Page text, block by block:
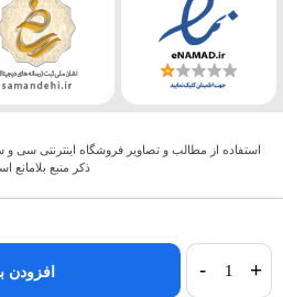
- + افزودن
استفاده از مطالب و تصاویر فروشگاه اینترنتی سی
ذکر منبع بلامانع